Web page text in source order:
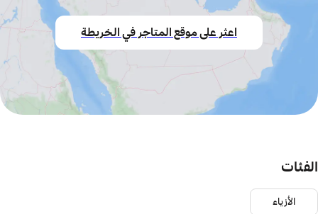
اعثر على موقع المتاجر في الخريطة
الفئات
الأزياء